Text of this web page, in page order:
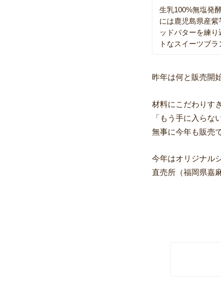
生乳100%無塩発
には鹿児島県産
ッドバターを練
トなスイーツブラ
昨年は何と販売開
材料にこだわりす
「もう手に入ら
無事に今年も販売
今年はオリジナル
直売所（福岡県嘉